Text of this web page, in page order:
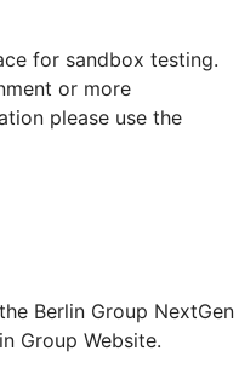
for sandbox testing.
or more
please use the
Berlin Group NextGen
Group Website.